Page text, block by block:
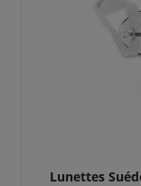
Lunettes